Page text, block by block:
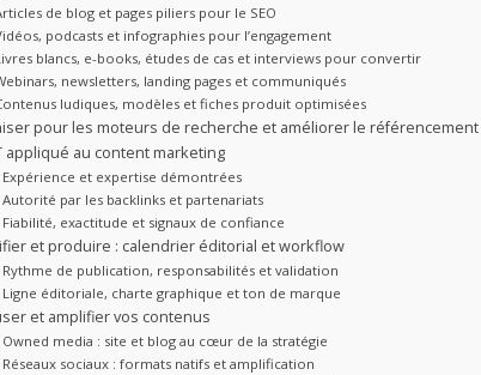
de blog et pages piliers pour le SEO
podcasts et infographies pour l’engagement
blancs, e-books, études de cas et interviews pour convertir
newsletters, landing pages et communiqués
ludiques, modèles et fiches produit optimisées
pour les moteurs de recherche et améliorer le référencement
appliqué au content marketing
Expérience et expertise démontrées
Autorité par les backlinks et partenariats
Fiabilité, exactitude et signaux de confiance
et produire : calendrier éditorial et workflow
Rythme de publication, responsabilités et validation
Ligne éditoriale, charte graphique et ton de marque
et amplifier vos contenus
Owned media : site et blog au cœur de la stratégie
Réseaux sociaux : formats natifs et amplification